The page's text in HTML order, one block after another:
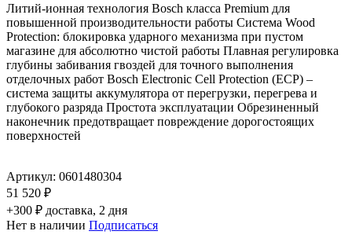
Литий-ионная технология Bosch класса Premium для
повышенной производительности работы Система Wood
Protection: блокировка ударного механизма при пустом
магазине для абсолютно чистой работы Плавная регулировка
глубины забивания гвоздей для точного выполнения
отделочных работ Bosch Electronic Cell Protection (ECP) –
система защиты аккумулятора от перегрузки, перегрева и
глубокого разряда Простота эксплуатации Обрезиненный
наконечник предотвращает повреждение дорогостоящих
поверхностей
Артикул: 0601480304
51 520 ₽
+300 ₽ доставка, 2 дня
Нет в наличии Подписаться